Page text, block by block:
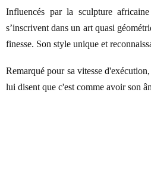
Influencés par la sculpture
s’inscrivent dans un art quasi
finesse. Son style unique et
Remarqué pour sa vitesse
lui disent que c'est comme avoir son